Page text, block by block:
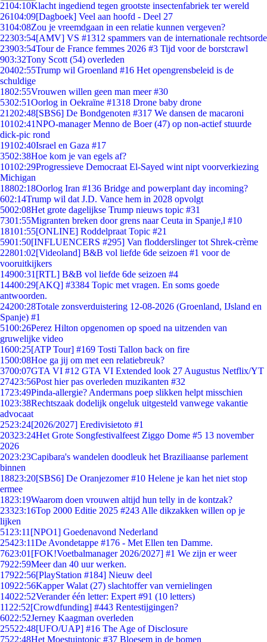
2104:10Klacht ingediend tegen grootste insectenfabriek ter wereld
26104:09[Dagboek] Veel aan hoofd - Deel 27
3104:08Zou je vreemdgaan in een relatie kunnen vergeven?
22303:54[AMV] VS #1312 spammers van de internationale rechtsorde
23903:54Tour de France femmes 2026 #3 Tijd voor de borstcrawl
903:32Tony Scott (54) overleden
20402:55Trump wil Groenland #16 Het opengrensbeleid is de
schuldige
1802:55Vrouwen willen geen man meer #30
5302:51Oorlog in Oekraïne #1318 Drone baby drone
21202:48[SBS6] De Bondgenoten #317 We dansen de macaroni
10102:41NPO-manager Menno de Boer (47) op non-actief stuurde
dick-pic rond
19102:40Israel en Gaza #17
3502:38Hoe kom je van egels af?
10102:29Progressieve Democraat El-Sayed wint nipt voorverkiezing
Michigan
18802:18Oorlog Iran #136 Bridge and powerplant day incoming?
602:14Trump wil dat J.D. Vance hem in 2028 opvolgt
5002:08Het grote dagelijkse Trump nieuws topic #31
7301:55Migranten breken door grens naar Ceuta in Spanje,l #10
18101:55[ONLINE] Roddelpraat Topic #21
5901:50[INFLUENCERS #295] Van flodderslinger tot Shrek-crème
22801:02[Videoland] B&B vol liefde 6de seizoen #1 voor de
vooruitkijkers
14900:31 [RTL] B&B vol liefde 6de seizoen #4
14400:29[AKQ] #3384 Topic met vragen. En soms goede
antwoorden.
24200:28Totale zonsverduistering 12-08-2026 (Groenland, IJsland en
Spanje) #1
5100:26Perez Hilton opgenomen op spoed na uitzenden van
gruwelijke video
1600:25[ATP Tour] #169 Tosti Tallon back on fire
1500:08Hoe ga jij om met een relatiebreuk?
3700:07GTA VI #12 GTA VI Extended look 27 Augustus Netflix/YT
27423:56Post hier pas overleden muzikanten #32
1723:49Pinda-allergie? Andermans poep slikken helpt misschien
1023:38Rechtszaak dodelijk ongeluk uitgesteld vanwege vakantie
advocaat
2523:24[2026/2027] Eredivisietoto #1
20323:24Het Grote Songfestivalfeest Ziggo Dome #5 13 november
2026
2023:23Capibara's wandelen doodleuk het Braziliaanse parlement
binnen
18823:20[SBS6] De Oranjezomer #10 Helene je kan het niet stop
ermee
1823:19Waarom doen vrouwen altijd hun telly in de kontzak?
23323:16Top 2000 Editie 2025 #243 Alle dikzakken willen op je
lijken
51 23:11 [NPO1] Goedenavond Nederland
25423:11De Avondetappe #176 - Met Ellen ten Damme.
7623:01 [FOK!Voetbalmanager 2026/2027] #1 We zijn er weer
7922:59Meer dan 40 uur werken.
17922:56[PlayStation #184] Nieuw deel
10922:56Kapper Walat (27) slachtoffer van vernielingen
14022:52Verander één letter: Expert #91 (10 letters)
11 22:52[Crowdfunding] #443 Rentestijgingen?
6022:52Jerney Kaagman overleden
25522:48[UFO/UAP] #16 The Age of Disclosure
7522:48Het Moestuintopic #37 Bloesem in de bomen